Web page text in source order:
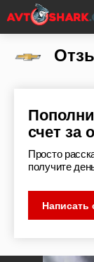
Главная
счет за
Просто
получите
Написать